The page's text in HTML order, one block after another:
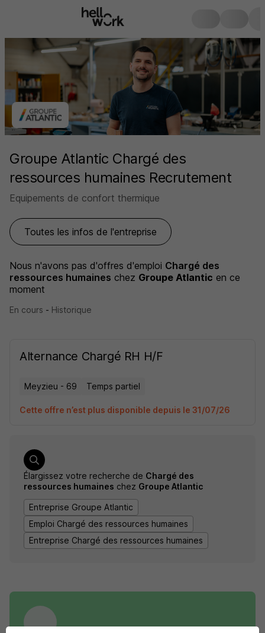
Groupe Atlantic Chargé des
ressources humaines Recrutement
Equipements de confort thermique
Toutes les infos de l'entreprise
Nous n'avons pas d'offres d'emploi Chargé des
ressources humaines chez Groupe Atlantic en ce
moment
En cours - Historique
Alternance Chargé RH H/F
Meyzieu - 69 Temps partiel
Cette offre n’est plus disponible depuis le 31/07/26
Élargissez votre recherche de Chargé des
ressources humaines chez Groupe Atlantic
Entreprise Groupe Atlantic
Emploi Chargé des ressources humaines
Entreprise Chargé des ressources humaines